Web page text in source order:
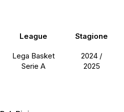
League Stagione
Lega Basket
Serie A
2024 /
2025